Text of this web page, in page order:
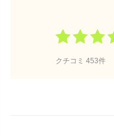
クチコミ 453件